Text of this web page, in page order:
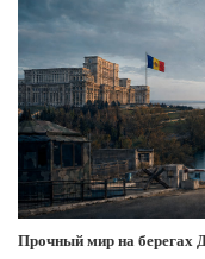
Прочный мир на берегах